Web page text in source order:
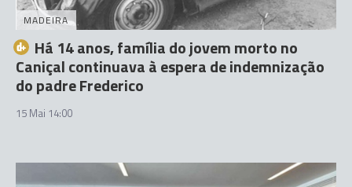
MADEIRA
Há 14 anos, família do jovem morto no
Caniçal continuava à espera de indemnização
do padre Frederico
15 Mai 14:00